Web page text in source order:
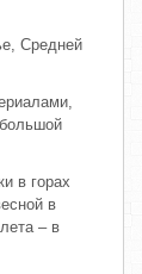
Средней
в горах
в
– в